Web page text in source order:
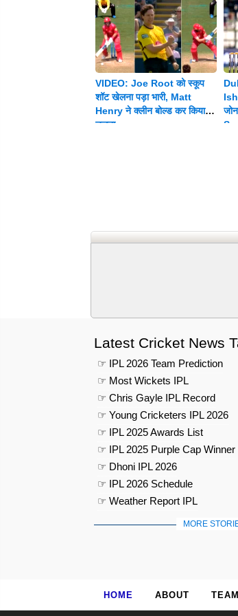
VIDEO: Joe Root को स्कूप
शॉट खेलना पड़ा भारी, Matt
Henry ने क्लीन बोल्ड कर किया
चलता
Latest Cricket News
☞ IPL 2026 Team Prediction
☞ Most Wickets IPL
☞ Chris Gayle IPL Record
☞ Young Cricketers IPL 2026
☞ IPL 2025 Awards List
☞ IPL 2025 Purple Cap Winner
☞ Dhoni IPL 2026
☞ IPL 2026 Schedule
☞ Weather Report IPL
MORE
HOME ABOUT TEAM